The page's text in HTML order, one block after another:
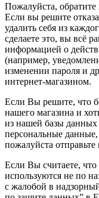
Пожалуйста,
Если вы решите
удалить себя из
сделаете это, вы всё
информацией о
(например,
изменении пароля и
интернет-магазином.
Если Вы решите, что
нашего магазина и
из нашей базы данных
персональные
пожалуйста
Если Вы считаете,
используются не по
с жалобой в